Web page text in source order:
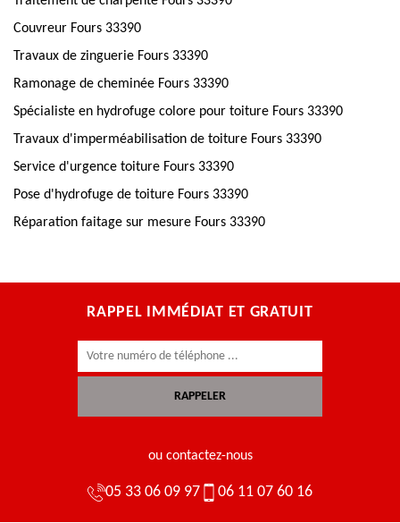
Couvreur Fours 33390
Travaux de zinguerie Fours 33390
Ramonage de cheminée Fours 33390
Spécialiste en hydrofuge colore pour toiture Fours 33390
Travaux d'imperméabilisation de toiture Fours 33390
Service d'urgence toiture Fours 33390
Pose d'hydrofuge de toiture Fours 33390
Réparation faitage sur mesure Fours 33390
RAPPEL IMMÉDIAT ET GRATUIT
ou contactez-nous
05 33 06 09 97 06 11 07 60 16